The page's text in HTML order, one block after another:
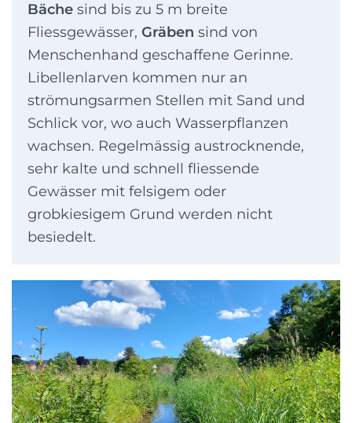
Bäche sind bis zu 5 m breite
Fliessgewässer, Gräben sind von
Menschenhand geschaffene Gerinne.
Libellenlarven kommen nur an
strömungsarmen Stellen mit Sand und
Schlick vor, wo auch Wasserpflanzen
wachsen. Regelmässig austrocknende,
sehr kalte und schnell fliessende
Gewässer mit felsigem oder
grobkiesigem Grund werden nicht
besiedelt.